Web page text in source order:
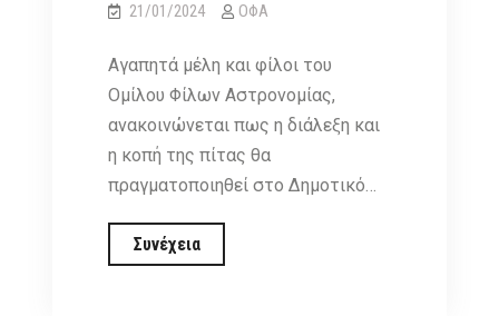
21/01/2024 ΟΦΑ
Αγαπητά μέλη και φίλοι του
Ομίλου Φίλων Αστρονομίας,
ανακοινώνεται πως η διάλεξη και
η κοπή της πίτας θα
πραγματοποιηθεί στο Δημοτικό…
ΣυνέχειαΔιάλεξη
και